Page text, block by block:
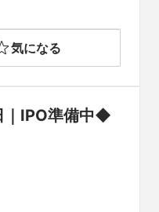
気になる
IPO準備中◆